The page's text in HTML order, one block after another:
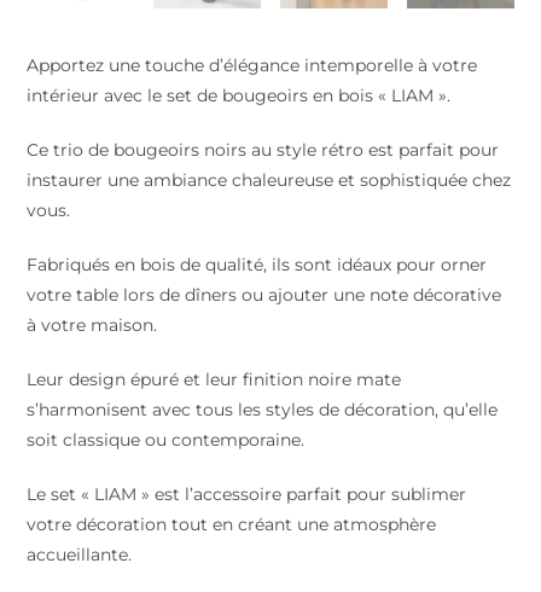
Apportez une touche d’élégance intemporelle à votre
intérieur avec le set de bougeoirs en bois « LIAM ».
Ce trio de bougeoirs noirs au style rétro est parfait pour
instaurer une ambiance chaleureuse et sophistiquée chez
vous.
Fabriqués en bois de qualité, ils sont idéaux pour orner
votre table lors de dîners ou ajouter une note décorative
à votre maison.
Leur design épuré et leur finition noire mate
s’harmonisent avec tous les styles de décoration, qu’elle
soit classique ou contemporaine.
Le set « LIAM » est l’accessoire parfait pour sublimer
votre décoration tout en créant une atmosphère
accueillante.